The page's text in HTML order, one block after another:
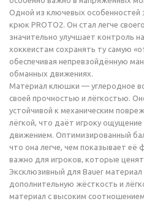
Одной из ключевых особенностей
крюк PROTO2. Он стал легче
значительно улучшает контроль
хоккеистам сохранять ту самую
обеспечивая непревзойдённую
обманных движениях.
Материал клюшки — углеродное
своей прочностью и лёгкостью.
устойчивой к механическим
лёгкой, что даёт игроку
движением. Оптимизированный
что она легче, чем показывает её
важно для игроков, которые
Эксклюзивный для Bauer
дополнительную жёсткость и
материал с высоким